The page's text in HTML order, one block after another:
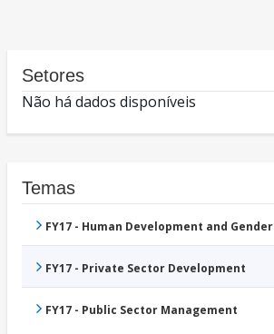
Setores
Não há dados disponíveis
Temas
FY17 - Human Development and Gender
FY17 - Private Sector Development
FY17 - Public Sector Management